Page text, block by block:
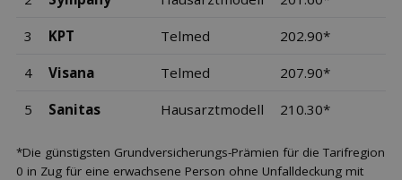
3 KPT Telmed 202.90*
4 Visana Telmed 207.90*
5 Sanitas Hausarztmodell 210.30*
*Die günstigsten Grundversicherungs-Prämien für die Tarifregion
0 in Zug für eine erwachsene Person ohne Unfalldeckung mit